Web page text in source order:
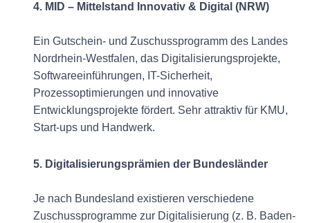
4. MID – Mittelstand Innovativ & Digital (NRW)
Ein Gutschein- und Zuschussprogramm des Landes
Nordrhein-Westfalen, das Digitalisierungsprojekte,
Softwareeinführungen, IT-Sicherheit,
Prozessoptimierungen und innovative
Entwicklungsprojekte fördert. Sehr attraktiv für KMU,
Start-ups und Handwerk.
5. Digitalisierungsprämien der Bundesländer
Je nach Bundesland existieren verschiedene
Zuschussprogramme zur Digitalisierung (z. B. Baden-